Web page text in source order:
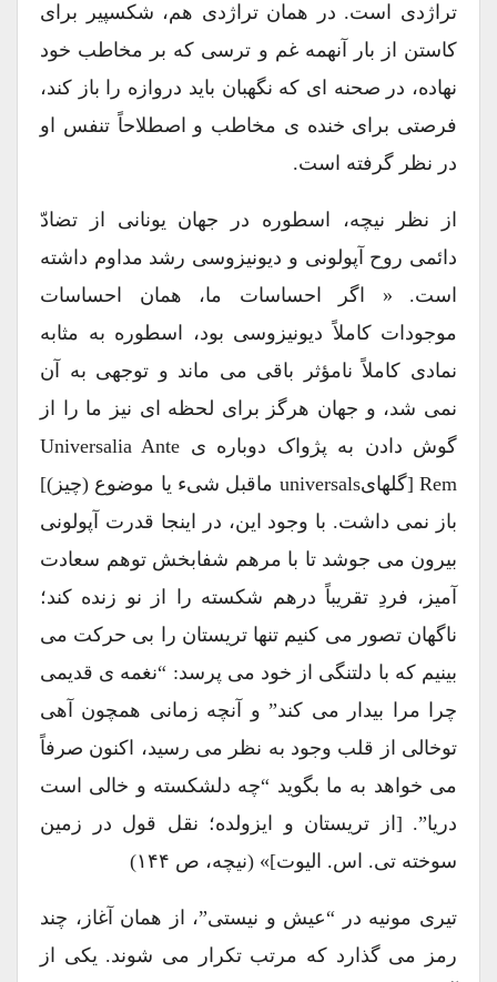
تراژدی است. در همان تراژدی هم، شکسپیر برای
کاستن از بار آنهمه غم و ترسی که بر مخاطب خود
نهاده، در صحنه ای که نگهبان باید دروازه را باز کند،
فرصتی برای خنده ی مخاطب و اصطلاحاً تنفس او
در نظر گرفته است.
از نظر نیچه، اسطوره در جهان یونانی از تضادّ
دائمی روح آپولونی و دیونیزوسی رشد مداوم داشته
است. « اگر احساسات ما، همان احساسات
موجودات کاملاً دیونیزوسی بود، اسطوره به مثابه
نمادی کاملاً نامؤثر باقی می ماند و توجهی به آن
نمی شد، و جهان هرگز برای لحظه ای نیز ما را از
گوش دادن به پژواک دوباره ی Universalia Ante
Rem [گلهایuniversals ماقبل شیء یا موضوع (چیز)]
باز نمی داشت. با وجود این، در اینجا قدرت آپولونی
بیرون می جوشد تا با مرهم شفابخش توهم سعادت
آمیز، فردِ تقریباً درهم شکسته را از نو زنده کند؛
ناگهان تصور می کنیم تنها تریستان را بی حرکت می
بینیم که با دلتنگی از خود می پرسد: “نغمه ی قدیمی
چرا مرا بیدار می کند” و آنچه زمانی همچون آهی
توخالی از قلب وجود به نظر می رسید، اکنون صرفاً
می خواهد به ما بگوید “چه دلشکسته و خالی است
دریا”. [از تریستان و ایزولده؛ نقل قول در زمین
سوخته تی. اس. الیوت]» (نیچه، ص ۱۴۴)
تیری مونیه در “عیش و نیستی”، از همان آغاز، چند
رمز می گذارد که مرتب تکرار می شوند. یکی از